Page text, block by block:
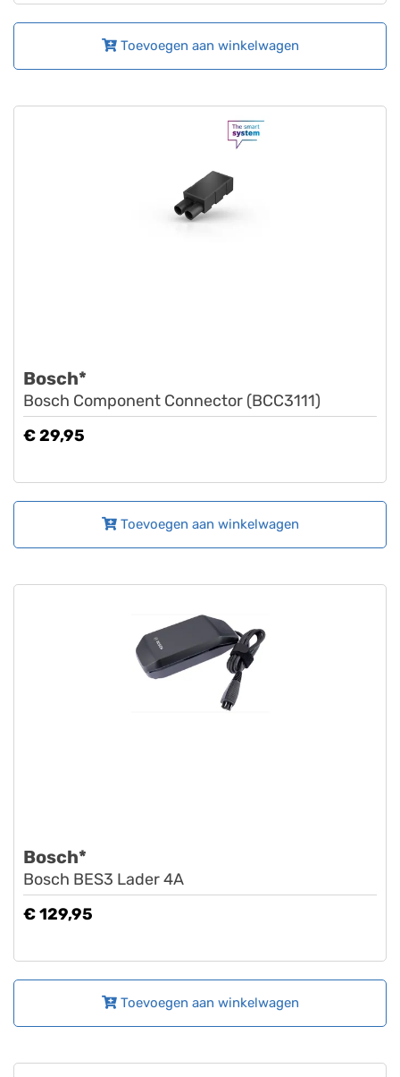
Toevoegen aan winkelwagen
Bosch*
Bosch Component Connector (BCC3111)
€ 29,95
Toevoegen aan winkelwagen
Bosch*
Bosch BES3 Lader 4A
€ 129,95
Toevoegen aan winkelwagen